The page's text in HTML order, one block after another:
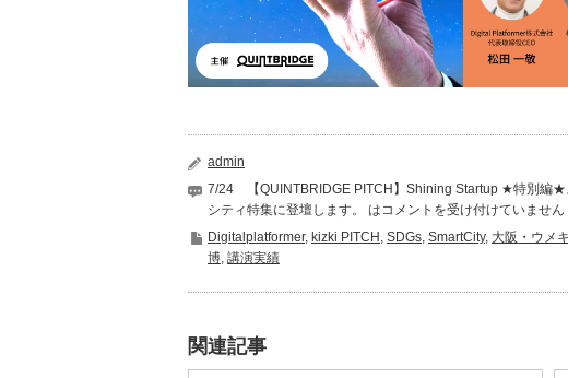
admin
7/24 【QUINTBRIDGE PITCH】Shining Startup ★特別編★
シティ特集に登壇します。 は コメントを受け付けていません
Digitalplatformer, kizki PITCH SDGs SmartCity, 大阪・ウメ
博 講演実績
関連記事